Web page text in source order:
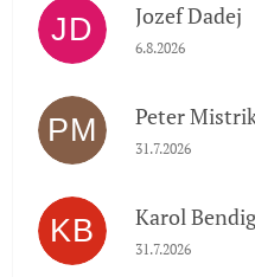
JD Jozef Dadej
Hodnotenie
6.8.2026
PM Peter
Hodnotenie
31.7.2026
KB Karol Bendig
Hodnotenie
31.7.2026